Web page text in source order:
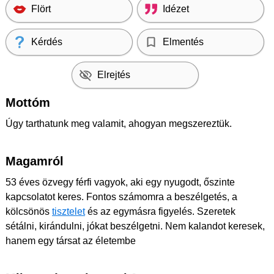
Flört Idézet
Kérdés Elmentés
Elrejtés
Mottóm
Úgy tarthatunk meg valamit, ahogyan megszereztük.
Magamról
53 éves özvegy férfi vagyok, aki egy nyugodt, őszinte
kapcsolatot keres. Fontos számomra a beszélgetés, a
kölcsönös tiszteletés az egymásra figyelés. Szeretek
sétálni, kirándulni, jókat beszélgetni. Nem kalandot keresek,
hanem egy társat az életembe